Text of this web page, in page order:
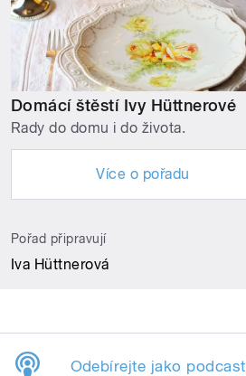
Domácí štěstí Ivy Hüttnerové
Rady do domu i do života.
Více o pořadu
Pořad připravují
Iva Hüttnerová
Odebírejte jako podcast